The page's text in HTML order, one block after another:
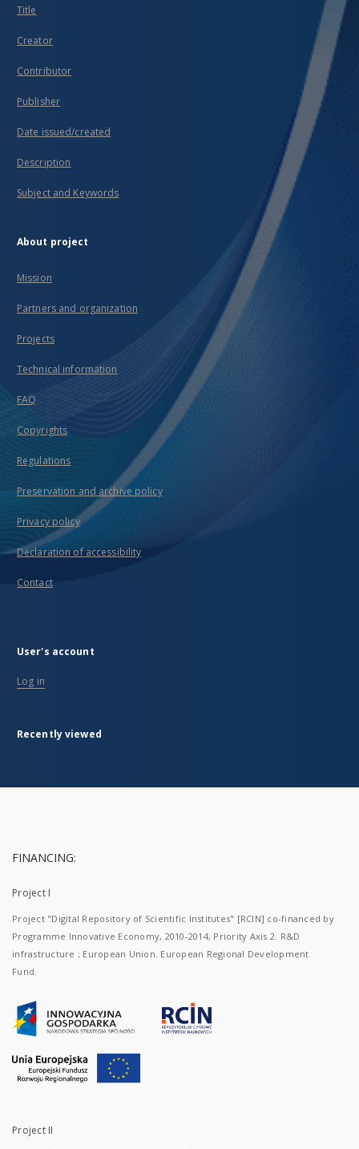
Title
Creator
Contributor
Publisher
Date issued/created
Description
Subject and Keywords
About project
Mission
Partners and organization
Projects
Technical information
FAQ
Copyrights
Regulations
Preservation and archive policy
Privacy policy
Declaration of accessibility
Contact
User's account
Log in
Recently viewed
FINANCING:
Project I
Project "Digital Repository of Scientific Institutes" [RCIN] co-financed by
Programme Innovative Economy, 2010-2014, Priority Axis 2. R&D
infrastructure ; European Union. European Regional Development
Fund.
Project II